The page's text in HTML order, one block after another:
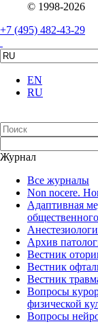
© 1998-2026
+7 (495) 482-43-29
EN
RU
Журнал
Все журналы
Non nocere.
Адаптивная
Архив
Вестник
Вестник
Вестник
Вопросы
физической
Вопросы